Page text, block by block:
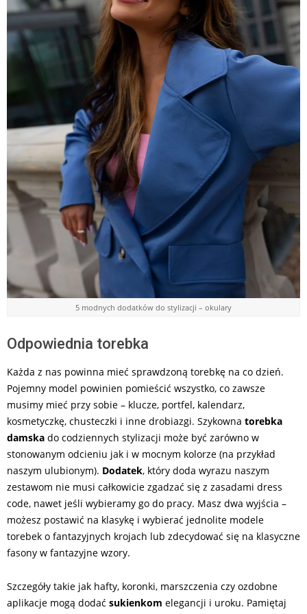
5 modnych dodatków do stylizacji – okulary
Odpowiednia torebka
Każda z nas powinna mieć sprawdzoną torebkę na co dzień.
Pojemny model powinien pomieścić wszystko, co zawsze
musimy mieć przy sobie – klucze, portfel, kalendarz,
kosmetyczkę, chusteczki i inne drobiazgi. Szykowna torebka
damska do codziennych stylizacji może być zarówno w
stonowanym odcieniu jak i w mocnym kolorze (na przykład
naszym ulubionym). Dodatek, który doda wyrazu naszym
zestawom nie musi całkowicie zgadzać się z zasadami dress
code, nawet jeśli wybieramy go do pracy. Masz dwa wyjścia –
możesz postawić na klasykę i wybierać jednolite modele
torebek o fantazyjnych krojach lub zdecydować się na klasyczne
fasony w fantazyjne wzory.
Szczegóły takie jak hafty, koronki, marszczenia czy ozdobne
aplikacje mogą dodać sukienkom elegancji i uroku. Pamiętaj